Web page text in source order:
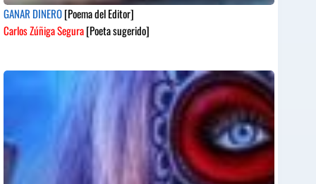
GANAR DINERO[Poema del Editor]
Carlos Zúñiga Segura[Poeta sugerido]